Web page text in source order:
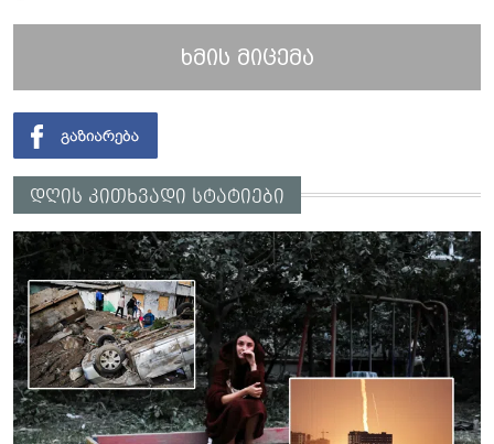
ხმის მიცემა
დღის კითხვადი სტატიები